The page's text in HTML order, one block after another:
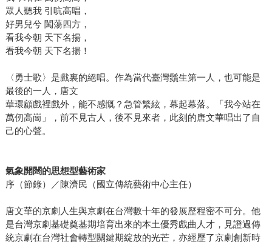
眾人聽我 引吭高唱，
好男兒兮 闖蕩四方，
看我今朝 天下名揚，
看我今朝 天下名揚！
〈勇士歌〉是戲裏的絕唱。作為當代臺灣鬚生第一人，也可能是
最後的一人，唐文
華環顧戲裡戲外，能不感慨？急管繁絃，幕起幕落。「我今站在
萬仞高崗」，前不見古人，後不見來者，此刻的唐文華唱出了自
己的心聲。
氣象開闊的思想型藝術家
序（節錄）／陳濟民（國立傳統藝術中心主任）
唐文華的京劇人生與京劇在台灣數十年的發展歷程密不可分。他
是台灣京劇基礎奠基期培育出來的本土優秀戲曲人才，見證過傳
統京劇在台灣社會轉型關鍵期綻放的光芒，亦經歷了京劇創新時